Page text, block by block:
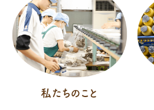
私たちのこと